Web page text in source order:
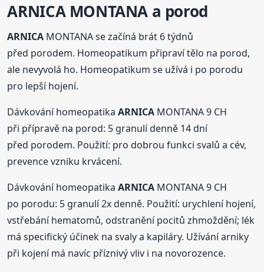
ARNICAMONTANA a porod
ARNICA MONTANA se začíná brát 6 týdnů
před porodem. Homeopatikum připraví tělo na porod,
ale nevyvolá ho. Homeopatikum se užívá i po porodu
pro lepší hojení.
Dávkování homeopatikaARNICA MONTANA 9 CH
při přípravě na porod: 5 granulí denně 14 dní
před porodem. Použití: pro dobrou funkci svalů a cév,
prevence vzniku krvácení.
Dávkování homeopatikaARNICA MONTANA 9 CH
po porodu: 5 granulí 2x denně. Použití: urychlení hojení,
vstřebání hematomů, odstranění pocitů zhmoždění; lék
má specifický účinek na svaly a kapiláry. Užívání arniky
při kojení má navíc příznivý vliv i na novorozence.